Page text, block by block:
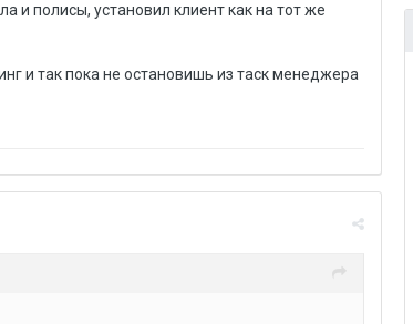
и полисы, установил клиент как на тот же
и так пока не остановишь из таск менеджера